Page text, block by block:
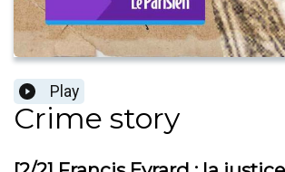
Play
Crime story